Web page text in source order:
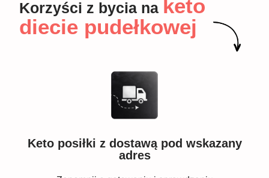
Korzyści z bycia na keto
diecie pudełkowej
Keto posiłki z dostawą pod wskazany
adres